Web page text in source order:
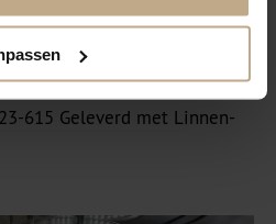
615 Geleverd met Linnen-